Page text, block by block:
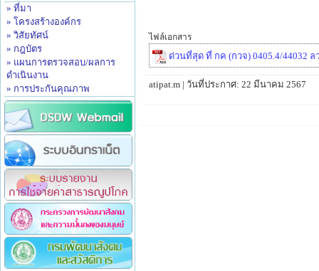
» ที่มา
» โครงสร้างองค์กร
» วิสัยทัศน์
» กฎบัตร
» แผนการตรวจสอบ/ผลการ
ดำเนินงาน
» การประกันคุณภาพ
ไฟล์เอกสาร
ด่วนที่สุด ที่ กค (กวจ) 0405.4/44032
atipat.m | วันที่ประกาศ: 22 มีนาคม 2567